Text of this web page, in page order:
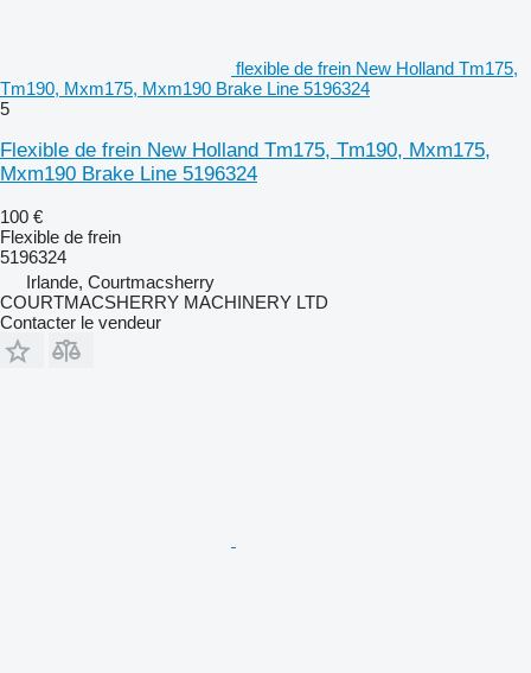
flexible de frein New Holland Tm175,
Tm190, Mxm175, Mxm190 Brake Line 5196324
5
Flexible de frein New Holland Tm175, Tm190, Mxm175,
Mxm190 Brake Line 5196324
100 €
Flexible de frein
5196324
Irlande, Courtmacsherry
COURTMACSHERRY MACHINERY LTD
Contacter le vendeur